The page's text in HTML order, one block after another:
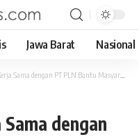
Jawa Barat Nasional
PT PLN Bantu Masyarakat Kampung Adat Kuta Melalui Program TJSL
dengan